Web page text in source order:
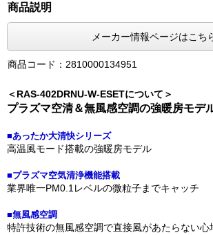
商品説明
メーカー情報ページはこち
商品コード：2810000134951
＜RAS-402DRNU-W-ESETについて＞
プラズマ空清＆無風感空調の強暖房モデ
■あったか大清快シリーズ
高温風モード搭載の強暖房モデル
■プラズマ空気清浄機能搭載
業界唯一PM0.1レベルの微粒子までキャッチ
■無風感空調
特許技術の無風感空調で直接風があたらない心